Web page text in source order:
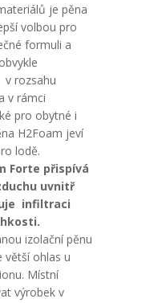
je pěna
volbou pro
formuli a
rozsahu
v rámci
pro obytné i
H2Foam jeví
lodě.
Forte přispívá
uvnitř
infiltraci
izolační pěnu
větší ohlas u
Místní
výrobek v